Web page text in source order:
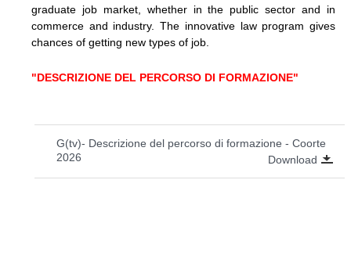
graduate job market, whether in the public sector and in
commerce and industry. The innovative law program gives
chances of getting new types of job.
"DESCRIZIONE DEL PERCORSO DI FORMAZIONE"
G(tv)- Descrizione del percorso di formazione - Coorte
2026
Download